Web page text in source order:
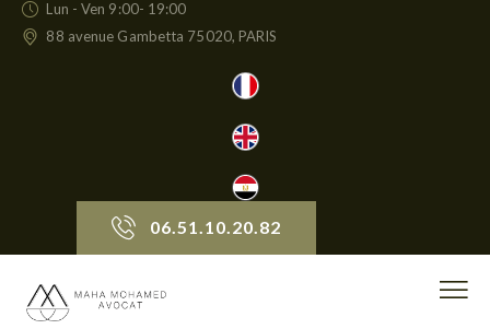
Lun - Ven 9:00- 19:00
88 avenue Gambetta 75020, PARIS
06.51.10.20.82